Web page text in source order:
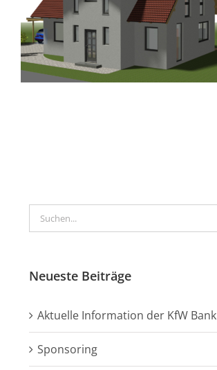
Suche
nach:
Neueste Beiträge
Aktuelle Information der KfW Bank
Sponsoring